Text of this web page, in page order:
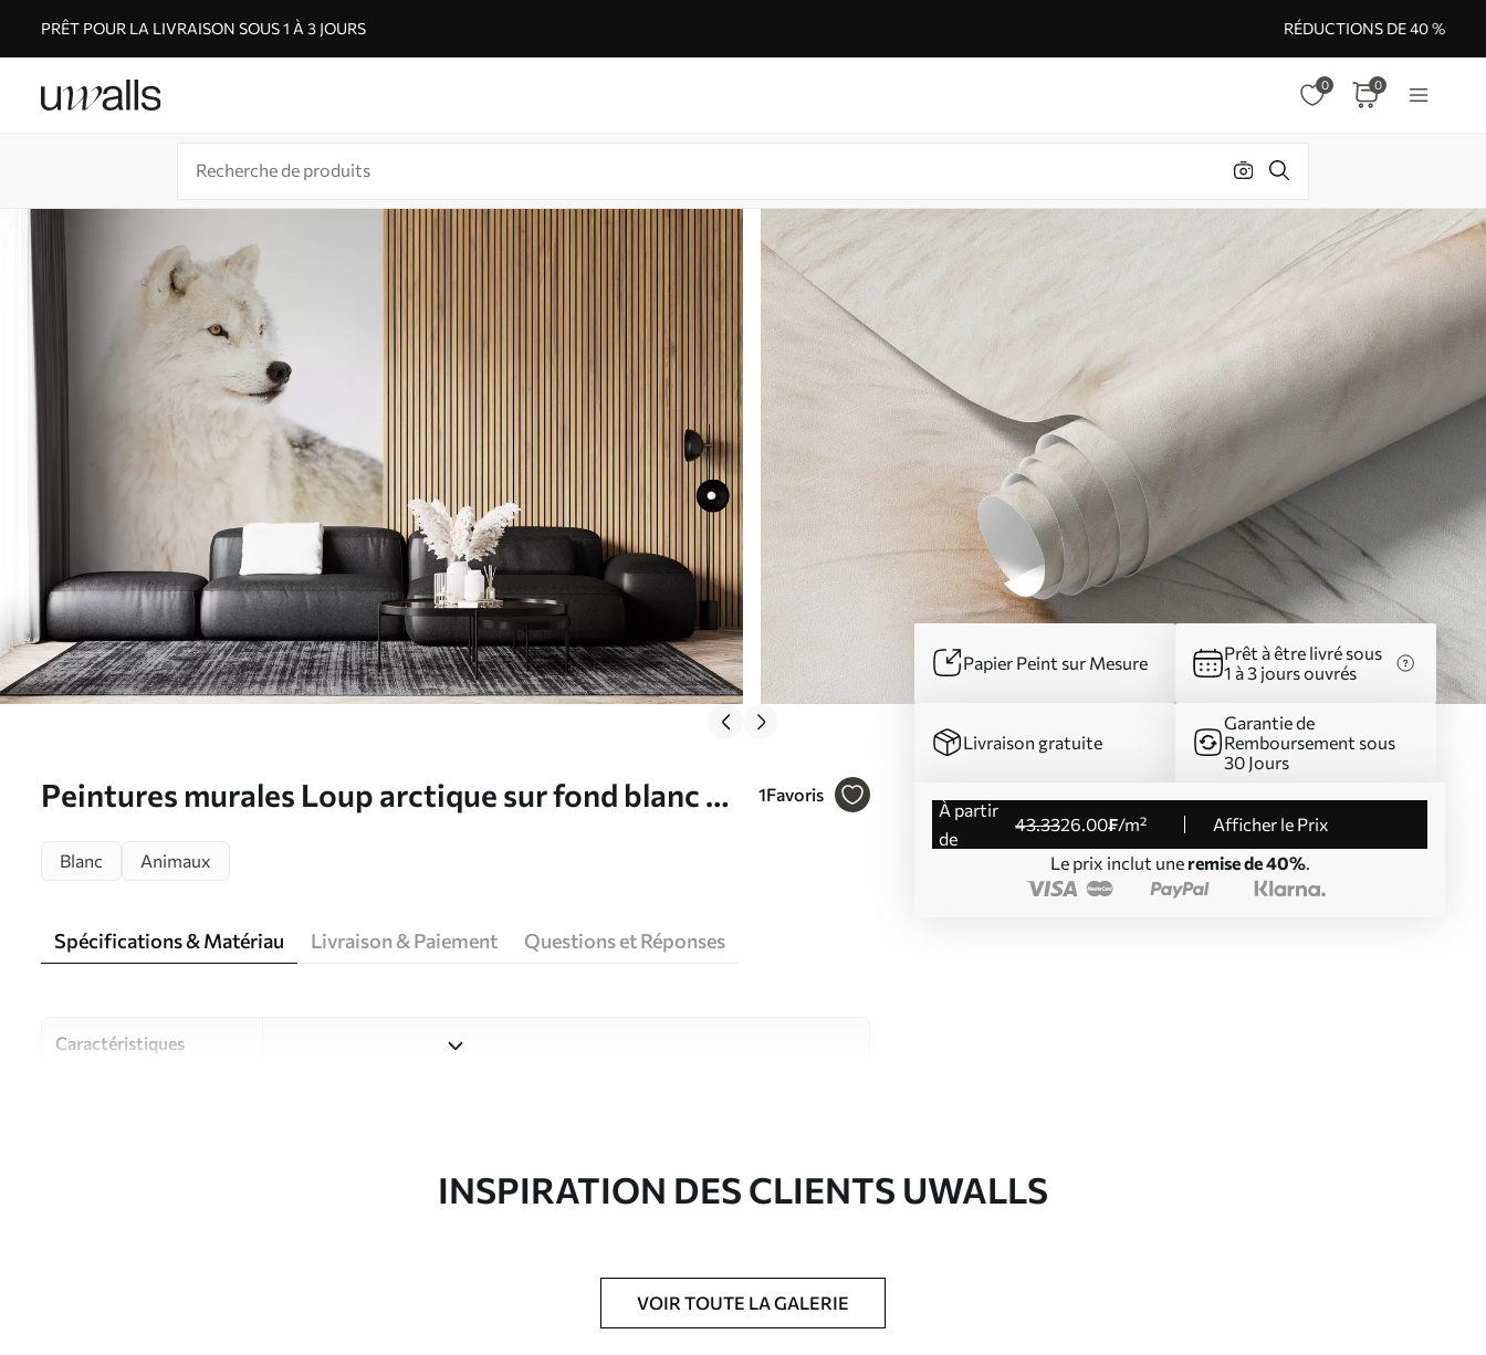
PRÊT POUR LA LIVRAISON SOUS 1 À 3 JOURS RÉDUCTIONS DE 40 %
0 0
Peintures murales Loup arctique sur fond blanc Nr.
1Favoris
Papier Peint sur Mesure
Prêt à être livré sous
1 à 3 jours ouvrés
Livraison gratuite
Garantie de
Remboursement sous
30 Jours
à partir
de
43.3326.00₣/m²
Afficher le Prix
Le prix inclut une remise de 40%.
Blanc Animaux
Spécifications & Matériau Livraison & Paiement Questions et Réponses
Caractéristiques
Studio de design Uwalls
Imprimé sur commande et livré en rouleaux jusqu’à 50 cm de large.
INSPIRATION DES CLIENTS UWALLS
VOIR TOUTE LA GALERIE